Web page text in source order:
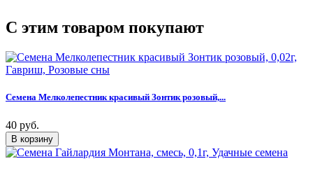
C этим товаром покупают
Семена Мелколепестник красивый Зонтик розовый,...
40 руб.